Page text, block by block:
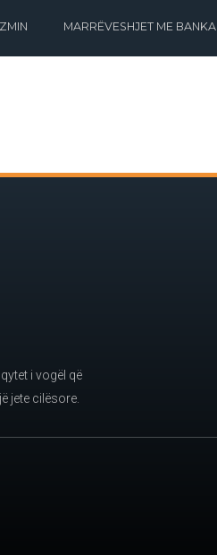
MARRËVESHJET ME BANKA
i vogël që
jete cilësore.